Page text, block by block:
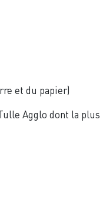
et du papier)
Agglo dont la plus